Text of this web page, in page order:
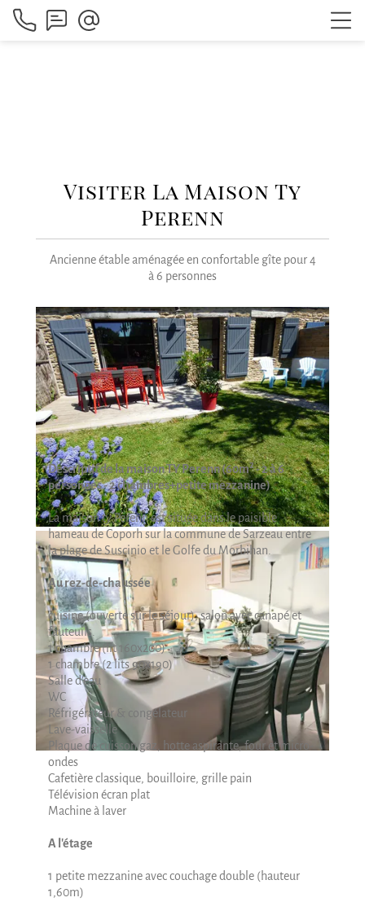
Visiter La Maison Ty
Perenn
Ancienne étable aménagée en confortable gîte pour 4
à 6 personnes
Descriptif de la maison TY Perenn (60m² - 2 à 6
personnes - 2 chambres+petite mezzanine)
La maison ty Perenn est située dans le paisible
hameau de Coporh sur la commune de Sarzeau entre
la plage de Suscinio et le Golfe du Morbihan.
Au rez-de-chaussée
cuisine (ouverte sur le séjour), salon avec canapé et
fauteuils.
1 chambre (lit 160x200)
1 chambre (2 lits 90x190)
Salle d'eau
WC
Réfrigérateur & congélateur
Lave-vaisselle
Plaque de cuisson gaz, hotte aspirante, four et micro-
ondes
Cafetière classique, bouilloire, grille pain
Télévision écran plat
Machine à laver
A l'étage
1 petite mezzanine avec couchage double (hauteur
1,60m)